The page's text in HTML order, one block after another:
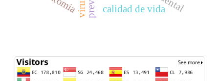
calidad de vida